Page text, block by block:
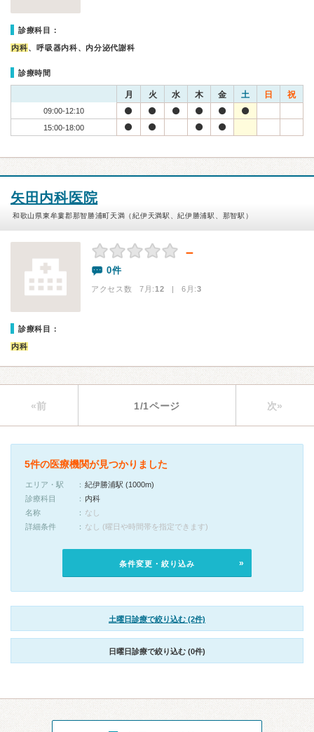
診療科目：
内科、呼吸器内科、内分泌代謝科
診療時間
月 火 水 木 金 土 日 祝
09:00-12:10
15:00-18:00
矢田内科医院
和歌山県東牟婁郡那智勝浦町天満（紀伊天満駅、紀伊勝浦駅、那智駅）
－
0件
アクセス数 7月:12 | 6月:3
診療科目：
内科
«前 1/1ページ 次»
5件の医療機関が見つかりました
エリア・駅
紀伊勝浦駅 (1000m)
診療科目
内科
名称
なし
詳細条件
なし (曜日や時間帯を指定できます)
条件変更・絞り込み
土曜日診療で絞り込む (2件)
日曜日診療で絞り込む (0件)